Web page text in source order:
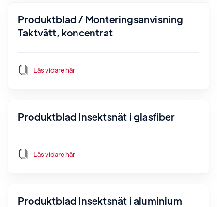
Produktblad / Monteringsanvisning
Taktvätt, koncentrat
Läs vidare här
Produktblad Insektsnät i glasfiber
Läs vidare här
Produktblad Insektsnät i aluminium